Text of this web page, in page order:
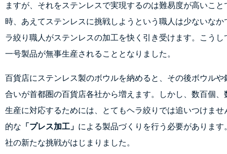
ますが、それをステンレスで実現するのは難易度が高いこと
時、あえてステンレスに挑戦しようという職人は少ないなか
ラ絞り職人がステンレスの加工を快く引き受けます。こうし
一号製品が無事生産されることとなりました。
百貨店にステンレス製のボウルを納めると、その後ボウルや
合いが首都圏の百貨店各社から増えます。しかし、数百個、
生産に対応するためには、とてもヘラ絞りでは追いつけませ
的な 「プレス加工」 による製品づくりを行う必要があります
社の新たな挑戦がはじまりました。